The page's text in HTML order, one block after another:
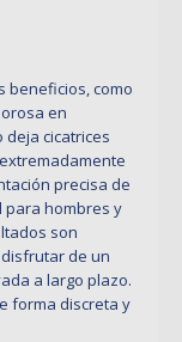
beneficios, como
en
deja cicatrices
precisa de
para hombres y
son
de un
a largo plazo.
forma discreta y